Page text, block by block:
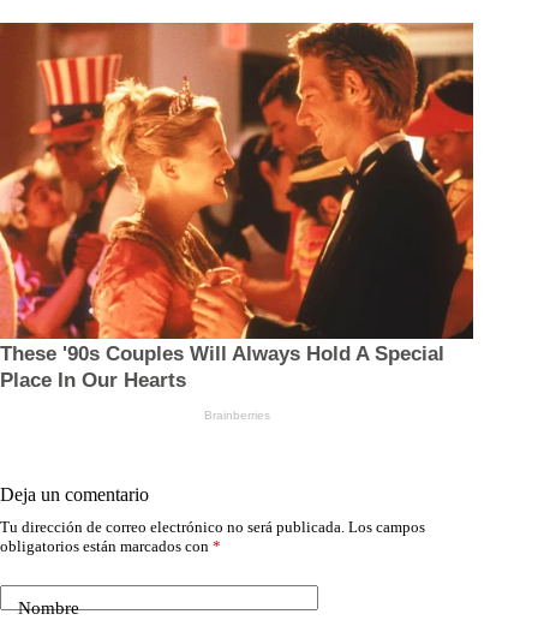
Deja un comentario
Tu dirección de correo electrónico no será publicada. Los campos
obligatorios están marcados con *
Nombre